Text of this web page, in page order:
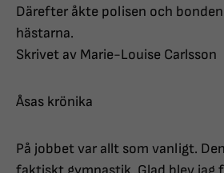
Därefter åkte polisen och
hästarna.
Skrivet av Marie-Louise Carlsson
Åsas krönika
På jobbet var allt som vanligt.